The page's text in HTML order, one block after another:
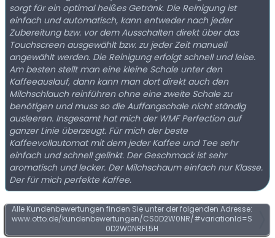
sorgt für ein optimal heißes Getränk. Die Reinigung ist
einfach und automatisch, kann entweder nach jeder
Zubereitung bzw. vor dem Ausschalten direkt über das
Touchscreen ausgewählt bzw. zu jeder Zeit manuell
angewählt werden. Die Reinigung erfolgt schnell und leise.
Am besten stellt man eine kleine Schale unter den
Kaffeeauslauf, dann kann man dort direkt auch den
Milchschlauch reinführen ohne eine zweite Schale zu
benötigen und muss so die Auffangschale nicht ständig
ausleeren. Insgesamt hat mich der WMF Perfection auf
ganzer Linie überzeugt. Für mich der beste
Kaffeevollautomat mit dem jeder Kaffee und Tee sehr
einfach und schnell gelinkt. Der Geschmack ist sehr
aromatisch und lecker. Der Milchschaum einfach nur Klasse.
Der für mich perfekte Kaffee.
Alle Kundenbewertungen finden Sie unter der folgenden Adresse:
www.otto.de/kundenbewertungen/CS0D2W0NR/#variationId=S
0D2W0NRFL5H